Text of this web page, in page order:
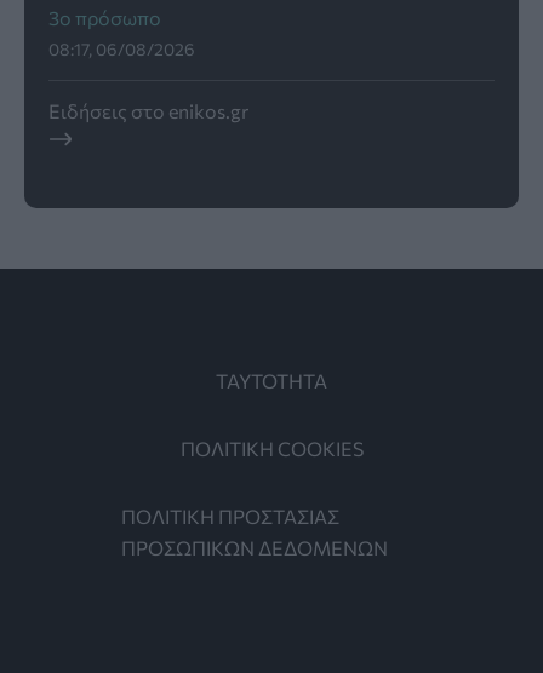
3ο πρόσωπο
08:17, 06/08/2026
Ειδήσεις στο enikos.gr
ΤΑΥΤΟΤΗΤΑ
ΠΟΛΙΤΙΚΗ COOKIES
ΠΟΛΙΤΙΚΗ ΠΡΟΣΤΑΣΙΑΣ
ΠΡΟΣΩΠΙΚΩΝ ΔΕΔΟΜΕΝΩΝ